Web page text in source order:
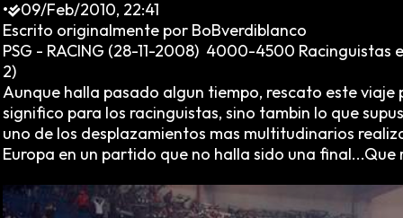
•
09/Feb/2010, 22:41
Escrito originalmente por BoBverdiblanco
PSG - RACING (28-11-2008) 4000-4500 Racinguistas
2)
Aunque halla pasado algun tiempo, rescato este
significo para los racinguistas, sino tambin lo que
uno de los desplazamientos mas multitudinarios
Europa en un partido que no halla sido una